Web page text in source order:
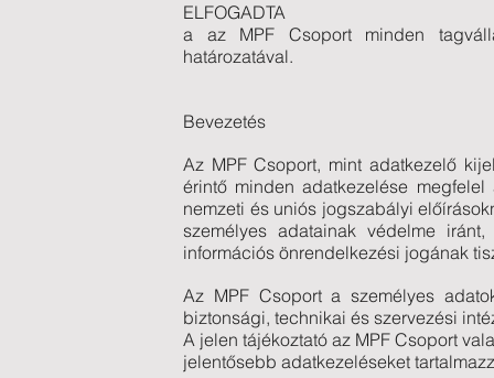
ELFOGADTA
a az MPF Csoport minden
határozatával.
Bevezetés
Az MPF Csoport, mint adatkezelő
érintő minden adatkezelése
nemzeti és uniós jogszabályi
személyes adatainak védelme
információs önrendelkezési jogának
Az MPF Csoport a személyes
biztonsági, technikai és szervezési
A jelen tájékoztató az MPF Csoport
jelentősebb adatkezeléseket